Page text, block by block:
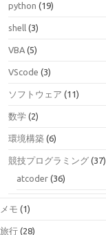
python (19)
shell (3)
VBA (5)
VScode (3)
ソフトウェア (11)
数学 (2)
環境構築 (6)
競技プログラミング (37)
atcoder (36)
メモ (1)
旅行 (28)